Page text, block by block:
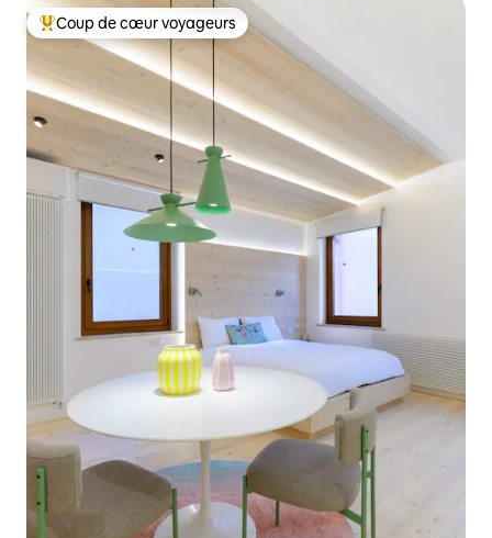
Coups de cœur voyageurs les plus appréciés
Coup de cœur voyageurs